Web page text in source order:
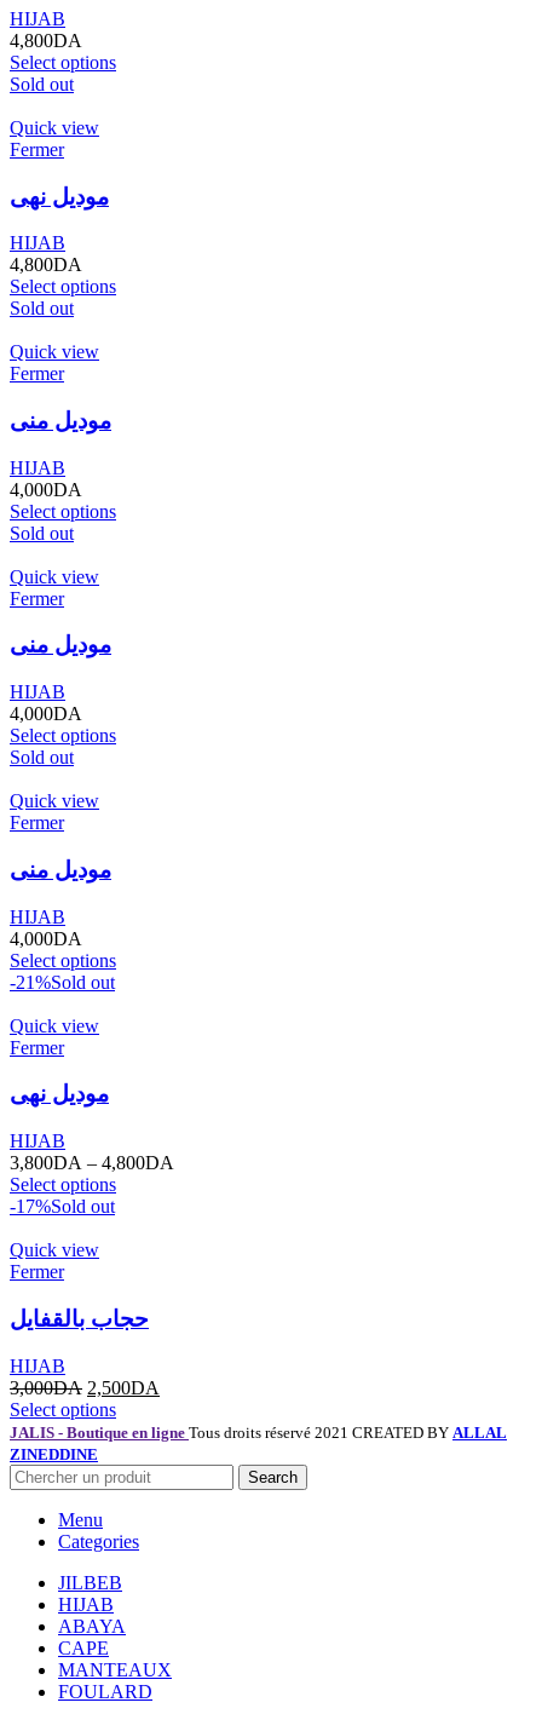
HIJAB
4,800DA
Select options
Sold out
Quick view
Fermer
موديل نهى
HIJAB
4,800DA
Select options
Sold out
Quick view
Fermer
موديل منى
HIJAB
4,000DA
Select options
Sold out
Quick view
Fermer
موديل منى
HIJAB
4,000DA
Select options
Sold out
Quick view
Fermer
موديل منى
HIJAB
4,000DA
Select options
-21%Sold out
Quick view
Fermer
موديل نهى
HIJAB
3,800DA – 4,800DA
Select options
-17%Sold out
Quick view
Fermer
حجاب بالقفايل
HIJAB
3,000DA 2,500DA
Select options
JALIS - Boutique en ligne Tous droits réservé 2021 CREATED BY ALLAL
ZINEDDINE
Search
Menu
Categories
JILBEB
HIJAB
ABAYA
CAPE
MANTEAUX
FOULARD